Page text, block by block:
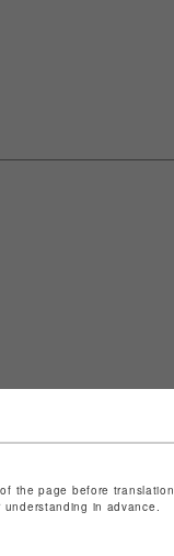
the page before translation.
in advance.